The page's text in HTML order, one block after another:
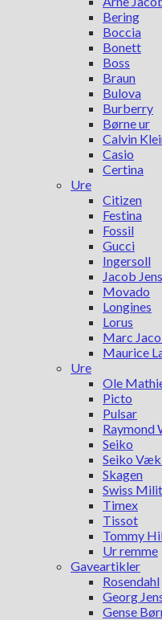
Bering
Boccia
Bonett
Boss
Braun
Bulova
Burberry
Børne ur
Calvin
Casio
Certina
Ure
Citizen
Festina
Fossil
Gucci
Ingersoll
Jacob
Movado
Longines
Lorus
Marc
Maurice
Ure
Ole
Picto
Pulsar
Raymond
Seiko
Seiko
Skagen
Swiss
Timex
Tissot
Tommy
Ur remme
Gaveartikler
Rosendahl
Georg
Gense